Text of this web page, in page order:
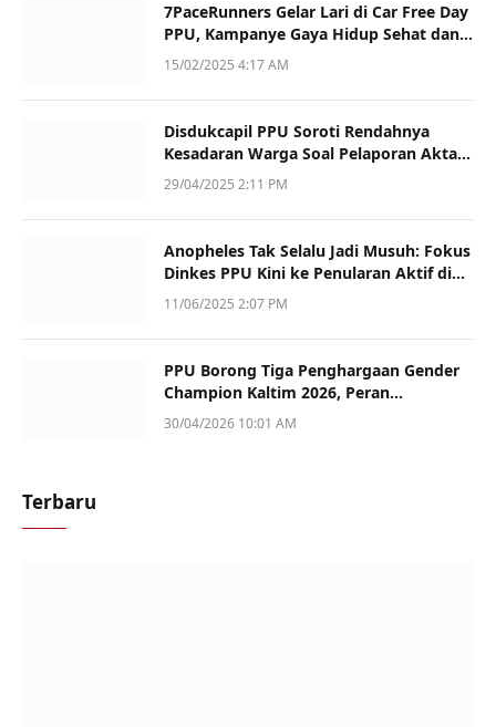
7PaceRunners Gelar Lari di Car Free Day
PPU, Kampanye Gaya Hidup Sehat dan
Dukung UMKM
15/02/2025 4:17 AM
Disdukcapil PPU Soroti Rendahnya
Kesadaran Warga Soal Pelaporan Akta
Kematian
29/04/2025 2:11 PM
Anopheles Tak Selalu Jadi Musuh: Fokus
Dinkes PPU Kini ke Penularan Aktif di
Sotek
11/06/2025 2:07 PM
PPU Borong Tiga Penghargaan Gender
Champion Kaltim 2026, Peran
Perempuan Jadi Sorotan
30/04/2026 10:01 AM
Terbaru